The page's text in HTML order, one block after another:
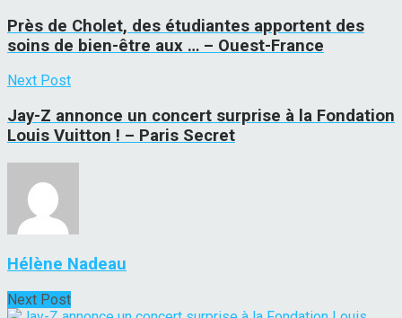
Près de Cholet, des étudiantes apportent des
soins de bien-être aux … – Ouest-France
Next Post
Jay-Z annonce un concert surprise à la Fondation
Louis Vuitton ! – Paris Secret
Hélène Nadeau
Next Post